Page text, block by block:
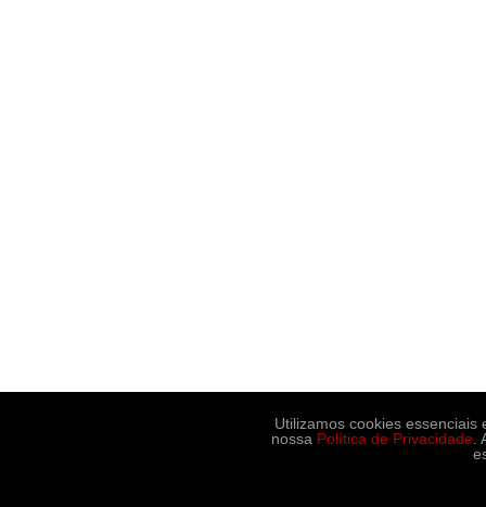
Utilizamos cookies
nossa Política de Privacidade